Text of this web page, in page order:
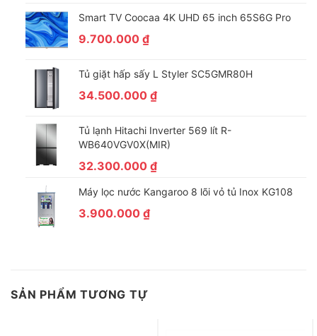
Smart TV Coocaa 4K UHD 65 inch 65S6G Pro
9.700.000 ₫
Tủ giặt hấp sấy L Styler SC5GMR80H
34.500.000 ₫
Tủ lạnh Hitachi Inverter 569 lít R-
WB640VGV0X(MIR)
32.300.000 ₫
Máy lọc nước Kangaroo 8 lõi vỏ tủ Inox KG108
3.900.000 ₫
SẢN PHẨM TƯƠNG TỰ